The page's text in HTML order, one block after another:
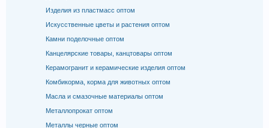
Изделия из пластмасс оптом
Искусственные цветы и растения оптом
Камни поделочные оптом
Канцелярские товары, канцтовары оптом
Керамогранит и керамические изделия оптом
Комбикорма, корма для животных оптом
Масла и смазочные материалы оптом
Металлопрокат оптом
Металлы черные оптом